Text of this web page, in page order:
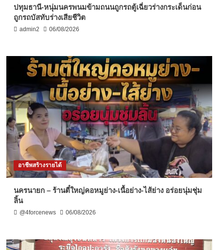
ปทุมธานี-หนุ่มนครพนมข้ามถนนถูกรถตู้เฉี่ยวร่างกระเด็นก่อน
ถูกรถบัสทับร่างเสียชีวิต
admin2 06/08/2026
อาชีพสร้างรายได้
นครนายก – ร้านตี๋ใหญ่คอหมูย่าง-เนื้อย่าง-ไส้ย่าง อร่อยนุ่มชุ่ม
ลิ้น
@4forcenews 06/08/2026